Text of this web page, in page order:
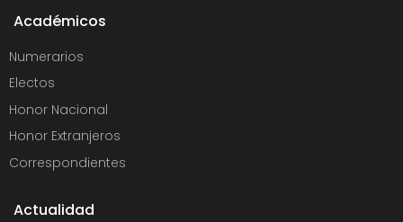
Académicos
Numerarios
Electos
Honor Nacional
Honor Extranjeros
Correspondientes
Actualidad